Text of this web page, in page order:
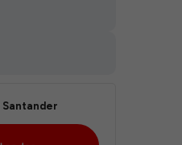
Santander